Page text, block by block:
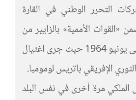
التحرر الوطني في القارة
«القوات الأممية» بالزايير من
يوليوز 1960 حتى يونيو 1964 حيث جرى اغتيال
الإفريقي باتريس لومومبا.
مرة أخرى في نفس البلد